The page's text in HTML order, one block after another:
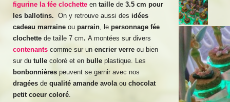
figurine la fée clochette entaille de3.5 cm pour
les ballotins. On y retrouve aussi des idées
cadeau marraine ouparrain, le personnage fée
clochette de taille 7 cm. A montées sur divers
contenants comme sur un encrier verre ou bien
sur dutullecoloré et enbulle plastique. Les
bonbonnièrespeuvent se garnir avec nos
dragéesde qualité amande avolaou chocolat
petit coeur coloré.